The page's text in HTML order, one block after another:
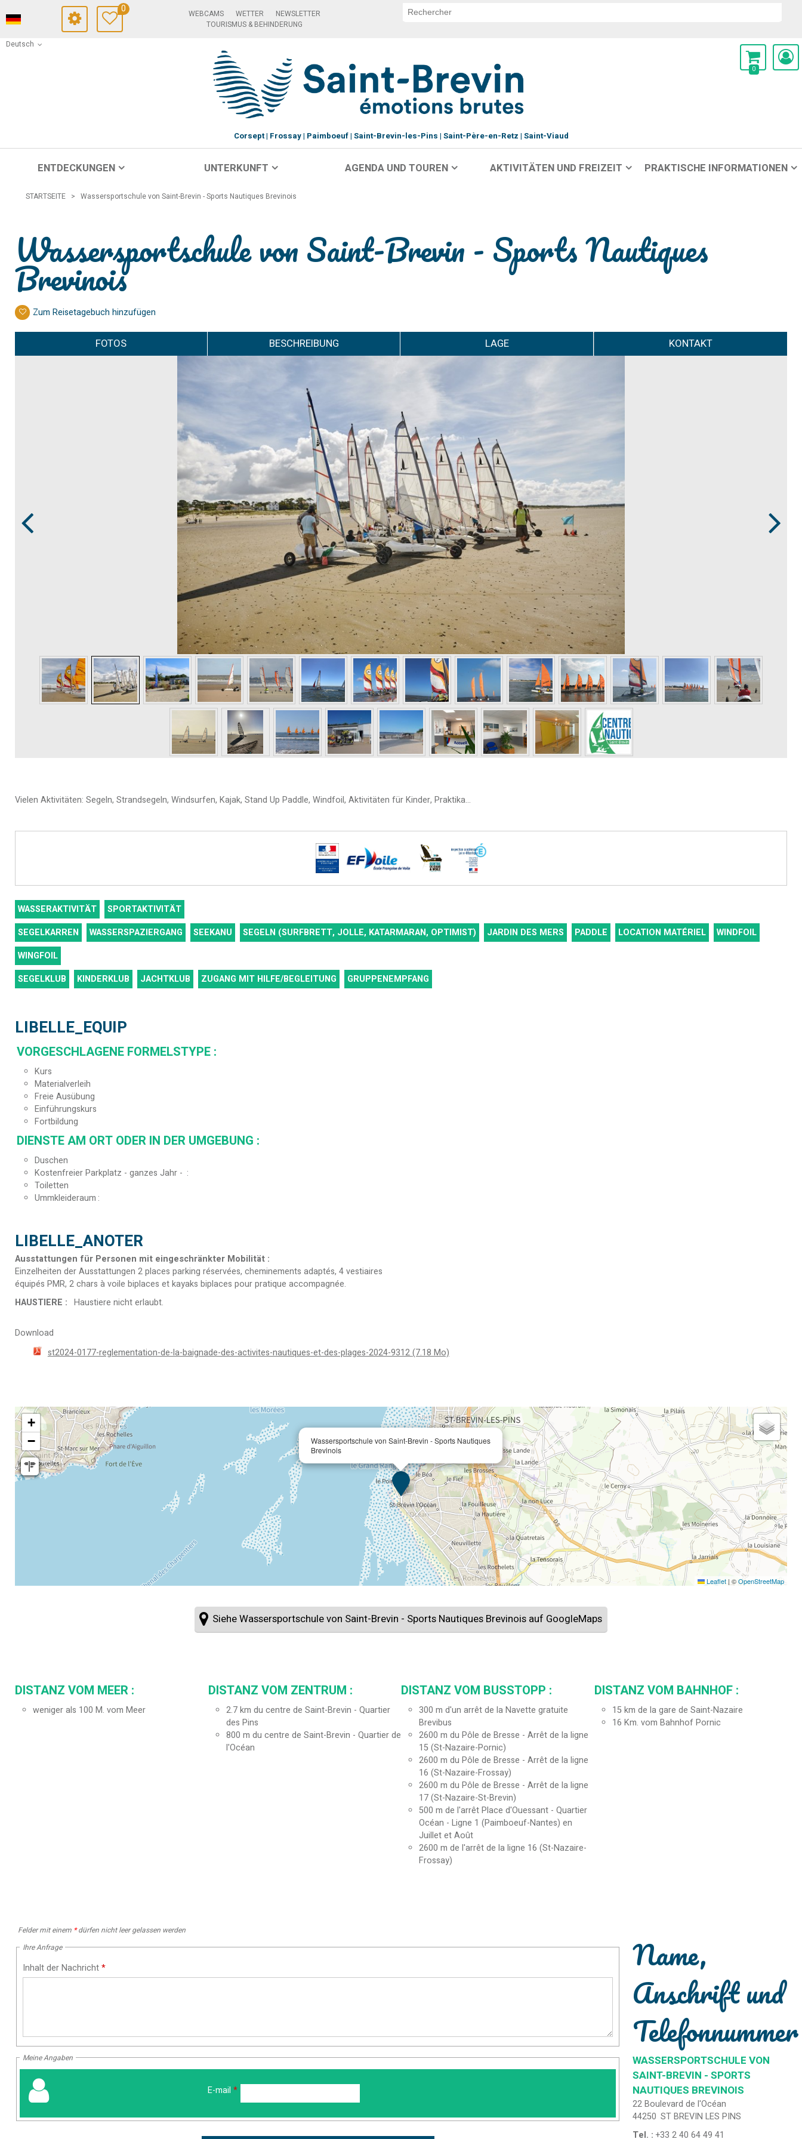
Deutsch
0 WEBCAMS WETTER
NEWSLETTER
TOURISMUS & BEHINDERUNG
0
Corsept Frossay Paimboeuf Saint-Brevin-les-Pins Saint-Père-en-Retz Saint-Viaud
ENTDECKUNGEN UNTERKUNFT AGENDA UND TOUREN AKTIVITÄTEN UND FREIZEIT PRAKTISCHE INFORMATIONEN
STARTSEITE > Wassersportschule von Saint-Brevin - Sports Nautiques Brevinois
Wassersportschule von Saint-Brevin - Sports Nautiques
Brevinois
Zum Reisetagebuch hinzufügen
FOTOS BESCHREIBUNG LAGE KONTAKT
Vielen Aktivitäten: Segeln, Strandsegeln, Windsurfen, Kajak, Stand Up Paddle, Windfoil, Aktivitäten für Kinder, Praktika...
WASSERAKTIVITÄT
SPORTAKTIVITÄT
SEGELKARREN
WASSERSPAZIERGANG SEEKANU SEGELN (SURFBRETT, JOLLE, KATARMARAN, OPTIMIST) JARDIN DES MERS PADDLE LOCATION MATÉRIEL
WINDFOIL
WINGFOIL
SEGELKLUB
KINDERKLUB JACHTKLUB ZUGANG MIT HILFE/BEGLEITUNG GRUPPENEMPFANG
LIBELLE_EQUIP
VORGESCHLAGENE FORMELSTYPE :
Kurs
Materialverleih
Freie Ausübung
Einführungskurs
Fortbildung
DIENSTE AM ORT ODER IN DER UMGEBUNG :
Duschen
Kostenfreier Parkplatz - ganzes Jahr -
Toiletten
Ummkleideraum
LIBELLE_ANOTER
Ausstattungen für Personen mit eingeschränkter Mobilität :
Einzelheiten der Ausstattungen 2 places parking réservées, cheminements adaptés, 4 vestiaires
équipés PMR, 2 chars à voile biplaces et kayaks biplaces pour pratique accompagnée
HAUSTIERE : Haustiere nicht erlaubt
Download
st2024-0177-reglementation-de-la-baignade-des-activites-nautiques-et-des-plages-2024-9312(7.18 Mo)
Wassersportschule von Saint-Brevin - Sports Nautiques
Brevinois
+
−
Leaflet | ©OpenStreetMap
Siehe Wassersportschule von Saint-Brevin - Sports Nautiques Brevinois auf GoogleMaps
DISTANZ VOM MEER :
weniger als 100 M. vom Meer
DISTANZ VOM ZENTRUM :
2.7 km du centre de Saint-Brevin - Quartier
des Pins
800 m du centre de Saint-Brevin - Quartier de
l'Océan
DISTANZ VOM BUSSTOPP :
300 m d'un arrêt de la Navette gratuite
Brevibus
2600 m du Pôle de Bresse - Arrêt de la ligne
15 (St-Nazaire-Pornic)
2600 m du Pôle de Bresse - Arrêt de la ligne
16 (St-Nazaire-Frossay)
2600 m du Pôle de Bresse - Arrêt de la ligne
17 (St-Nazaire-St-Brevin)
500 m de l'arrêt Place d'Ouessant - Quartier
Océan - Ligne 1 (Paimboeuf-Nantes) en
Juillet et Août
2600 m de l'arrêt de la ligne 16 (St-Nazaire-
Frossay)
DISTANZ VOM BAHNHOF :
15 km de la gare de Saint-Nazaire
16 Km. vom Bahnhof Pornic
Felder mit einem *dürfen nicht leer gelassen werden
Ihre Anfrage
Inhalt der Nachricht*
Meine Angaben
E-mail *
Name,
Anschrift und
Telefonnummer
WASSERSPORTSCHULE VON
SAINT-BREVIN - SPORTS
NAUTIQUES BREVINOIS
22 Boulevard de l'Océan
44250 ST BREVIN LES PINS
Tel. :+33 2 40 64 49 41